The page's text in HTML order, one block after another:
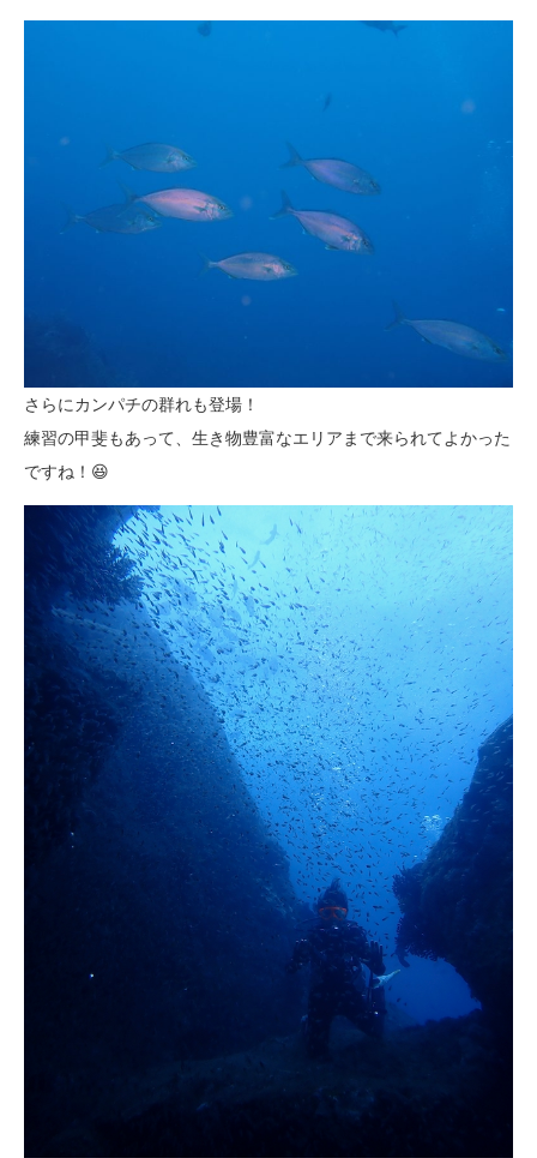
さらにカンパチの群れも登場！
練習の甲斐もあって、生き物豊富なエリアまで来られてよかった
ですね！😆